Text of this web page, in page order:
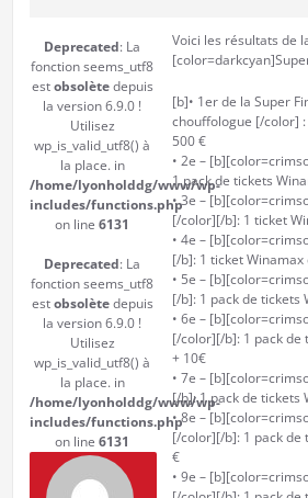
Deprecated: La
fonction seems_utf8
estobsolètedepuis
la version 6.9.0 !
Utilisez
wp_is_valid_utf8() à
la place. in
/home/lyonholddg/www/wp-
includes/functions.php
on line 6131
Deprecated: La
fonction seems_utf8
estobsolètedepuis
la version 6.9.0 !
Utilisez
wp_is_valid_utf8() à
la place. in
/home/lyonholddg/www/wp-
includes/functions.php
on line 6131
Voici les résultats de
[b]• 1er de la Super
chouffologue [/color] :
500 €
• 2e –
1 pack de tickets
• 3e –
[/color][/b]: 1 ticket
• 4e –
[/b]: 1 ticket Winamax
• 5e –
[/b]: 1 pack de tickets
• 6e –
[/color][/b]: 1 pack de
+ 10€
• 7e –
[/b]: 1 pack de tickets
• 8e –
[/color][/b]: 1 pack de
€
• 9e –